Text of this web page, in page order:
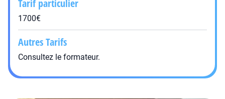
Tarif particulier
1700€
Autres Tarifs
Consultez le formateur.